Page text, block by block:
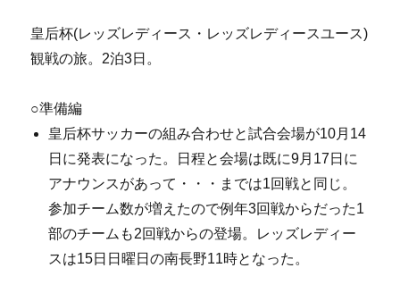
皇后杯(レッズレディース・レッズレディースユース)
観戦の旅。2泊3日。
○準備編
皇后杯サッカーの組み合わせと試合会場が10月14
日に発表になった。日程と会場は既に9月17日に
アナウンスがあって・・・までは1回戦と同じ。
参加チーム数が増えたので例年3回戦からだった1
部のチームも2回戦からの登場。レッズレディー
スは15日日曜日の南長野11時となった。